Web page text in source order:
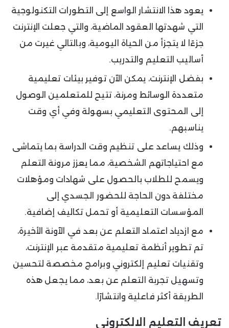
يعود هذا الانتشار الواسع إلى التطورات التكنولوجية
التي شهدتها العقود الماضية، والتي جعلت الإنترنت
جزءًا لا يتجزأ من الحياة اليومية، وبالتالي غيرت من
أساليب التعليم والتدريب.
بفضل الإنترنت، يمكن الآن توفير بيئات تعليمية
متعددة الوسائط ومرنة، تتيح للمتعلمين الوصول
إلى المحتوى التعليمي بسهولة وفي أي وقت
يناسبهم.
وذلك يساعد على تنظيم وقت الدراسة بما يتماشى
مع احتياجاتهم الشخصية، مما يعزز مرونة التعلم
ويسمح للطلاب بالحصول على شهادات ومؤهلات
مختلفة دون الحاجة للحضور الجسدي إلى
المؤسسات التعليمية أو تحمل تكاليف إضافية.
مع ازدياد اعتماد التعلم عن بعد في الآونة الأخيرة،
تم تطوير أنظمة تعليمية متقدمة عبر الإنترنت،
وتقنيات تعليم إلكتروني وبرامج مخصصة لتحسين
وتسهيل تجربة التعلم عن بعد، مما يجعل هذه
الطريقة أكثر فاعلية وانتشارًا.
تعريف التعليم الالكتروني